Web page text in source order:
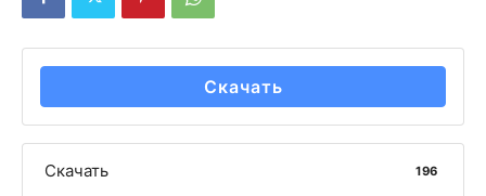
Скачать
Скачать 196